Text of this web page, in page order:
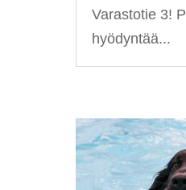
Varastotie 3!
hyödyntää...